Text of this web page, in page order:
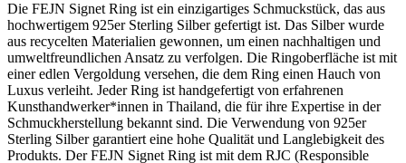
Die FEJN Signet Ring ist ein einzigartiges Schmuckstück, das aus
hochwertigem 925er Sterling Silber gefertigt ist. Das Silber wurde
aus recycelten Materialien gewonnen, um einen nachhaltigen und
umweltfreundlichen Ansatz zu verfolgen. Die Ringoberfläche ist mit
einer edlen Vergoldung versehen, die dem Ring einen Hauch von
Luxus verleiht. Jeder Ring ist handgefertigt von erfahrenen
Kunsthandwerker*innen in Thailand, die für ihre Expertise in der
Schmuckherstellung bekannt sind. Die Verwendung von 925er
Sterling Silber garantiert eine hohe Qualität und Langlebigkeit des
Produkts. Der FEJN Signet Ring ist mit dem RJC (Responsible